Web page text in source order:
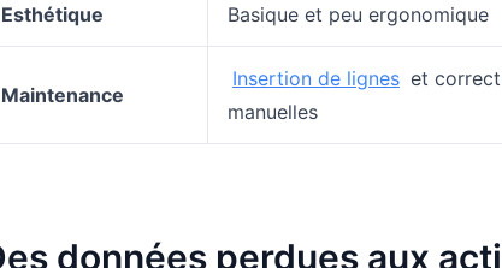
Esthétique Basique et peu ergonomique
Maintenance
Insertion de lignes et
manuelles
données perdues aux